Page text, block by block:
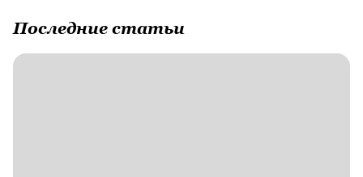
Последние статьи